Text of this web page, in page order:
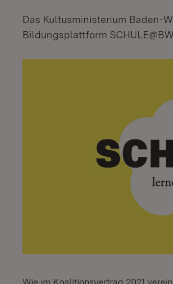
Das Kultusministerium Baden-
Bildungsplattform
Wie im Koalitionsvertrag 2021